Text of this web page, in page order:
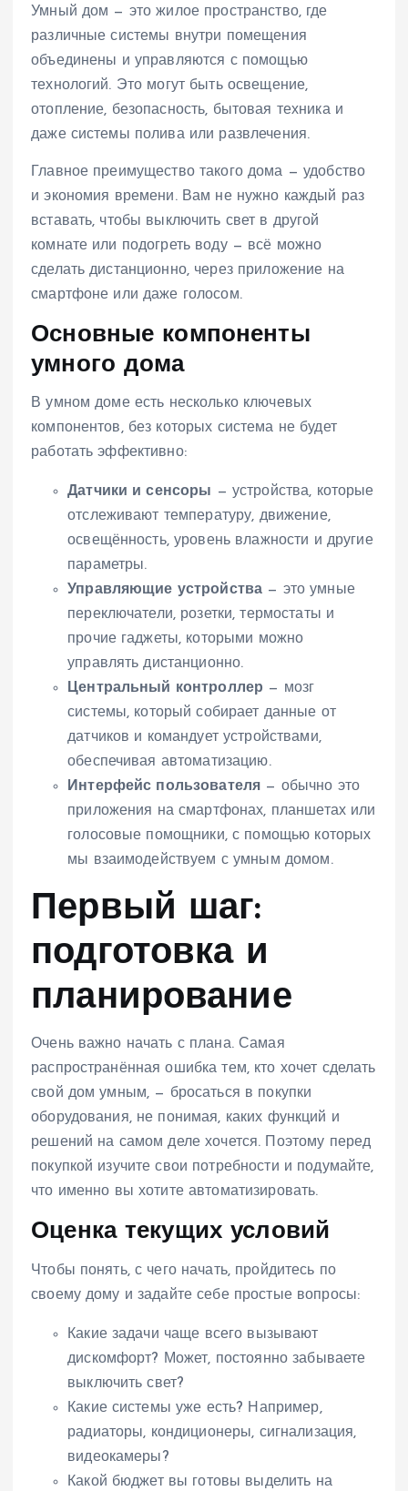
Умный дом — это жилое пространство, где
различные системы внутри помещения
объединены и управляются с помощью
технологий. Это могут быть освещение,
отопление, безопасность, бытовая техника и
даже системы полива или развлечения.
Главное преимущество такого дома — удобство
и экономия времени. Вам не нужно каждый раз
вставать, чтобы выключить свет в другой
комнате или подогреть воду — всё можно
сделать дистанционно, через приложение на
смартфоне или даже голосом.
Основные компоненты
умного дома
В умном доме есть несколько ключевых
компонентов, без которых система не будет
работать эффективно:
Датчики и сенсоры — устройства, которые
отслеживают температуру, движение,
освещённость, уровень влажности и другие
параметры.
Управляющие устройства — это умные
переключатели, розетки, термостаты и
прочие гаджеты, которыми можно
управлять дистанционно.
Центральный контроллер — мозг
системы, который собирает данные от
датчиков и командует устройствами,
обеспечивая автоматизацию.
Интерфейс пользователя — обычно это
приложения на смартфонах, планшетах или
голосовые помощники, с помощью которых
мы взаимодействуем с умным домом.
Первый шаг:
подготовка и
планирование
Очень важно начать с плана. Самая
распространённая ошибка тем, кто хочет сделать
свой дом умным, — бросаться в покупки
оборудования, не понимая, каких функций и
решений на самом деле хочется. Поэтому перед
покупкой изучите свои потребности и подумайте,
что именно вы хотите автоматизировать.
Оценка текущих условий
Чтобы понять, с чего начать, пройдитесь по
своему дому и задайте себе простые вопросы:
Какие задачи чаще всего вызывают
дискомфорт? Может, постоянно забываете
выключить свет?
Какие системы уже есть? Например,
радиаторы, кондиционеры, сигнализация,
видеокамеры?
Какой бюджет вы готовы выделить на